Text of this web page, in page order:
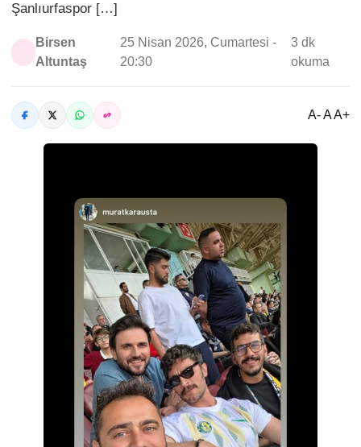
Şanlıurfaspor […]
Birsen
Altuntaş
25 Nisan 2026, Cumartesi -
20:30
3 dk
okuma
A- A A+